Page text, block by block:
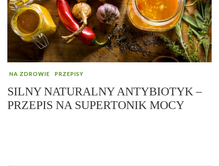
NA ZDROWIE PRZEPISY
SILNY NATURALNY ANTYBIOTYK –
PRZEPIS NA SUPERTONIK MOCY